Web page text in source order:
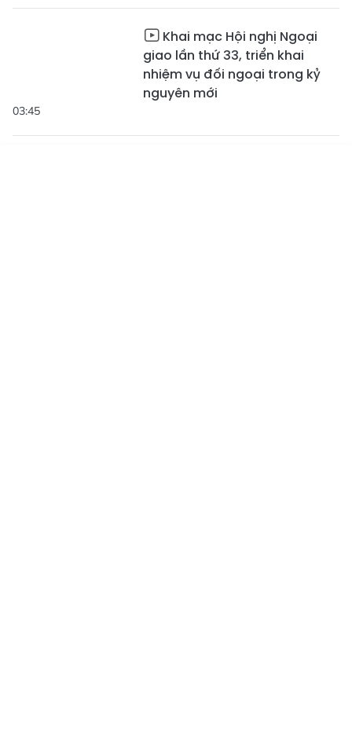
03:45
Khai mạc Hội nghị Ngoại
giao lần thứ 33, triển khai
nhiệm vụ đối ngoại trong kỷ
nguyên mới